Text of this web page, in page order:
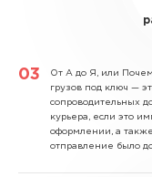
От А до Я, или
грузов под ключ —
сопроводительных
курьера, если это
оформлении, а
отправление было